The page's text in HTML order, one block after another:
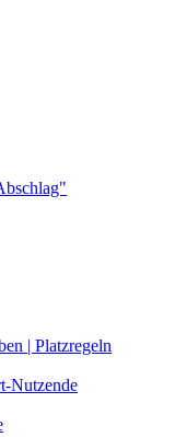
| Platzregeln
Nutzende